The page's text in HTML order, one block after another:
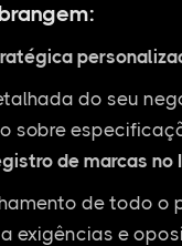
do seu
sobre
de marcas no
de todo o
exigências e